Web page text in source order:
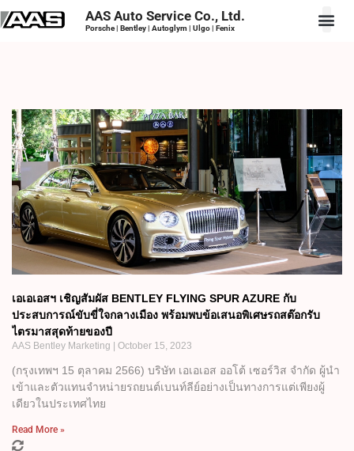
AAS Auto Service Co., Ltd.
Porsche | Bentley | Autoglym | Ulgo | Fenix
เอเอเอสฯ เชิญสัมผัส BENTLEY FLYING SPUR AZURE กับ
ประสบการณ์ขับขี่ใจกลางเมือง พร้อมพบข้อเสนอพิเศษรถสต๊อกรับ
ไตรมาสสุดท้ายของปี
AAS Bentley Marketing October 15, 2023
(กรุงเทพฯ 15 ตุลาคม 2566) บริษัท เอเอเอส ออโต้ เซอร์วิส จำกัด ผู้นำ
เข้าและตัวแทนจำหน่ายรถยนต์เบนท์ลีย์อย่างเป็นทางการแต่เพียงผู้
เดียวในประเทศไทย
Read More »